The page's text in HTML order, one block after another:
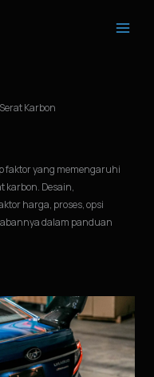
Karbon
faktor yang memengaruhi
karbon. Desain,
harga, proses, opsi
dalam panduan